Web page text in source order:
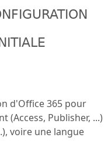
d'Office 365 pour
Publisher, ...)
voire une langue